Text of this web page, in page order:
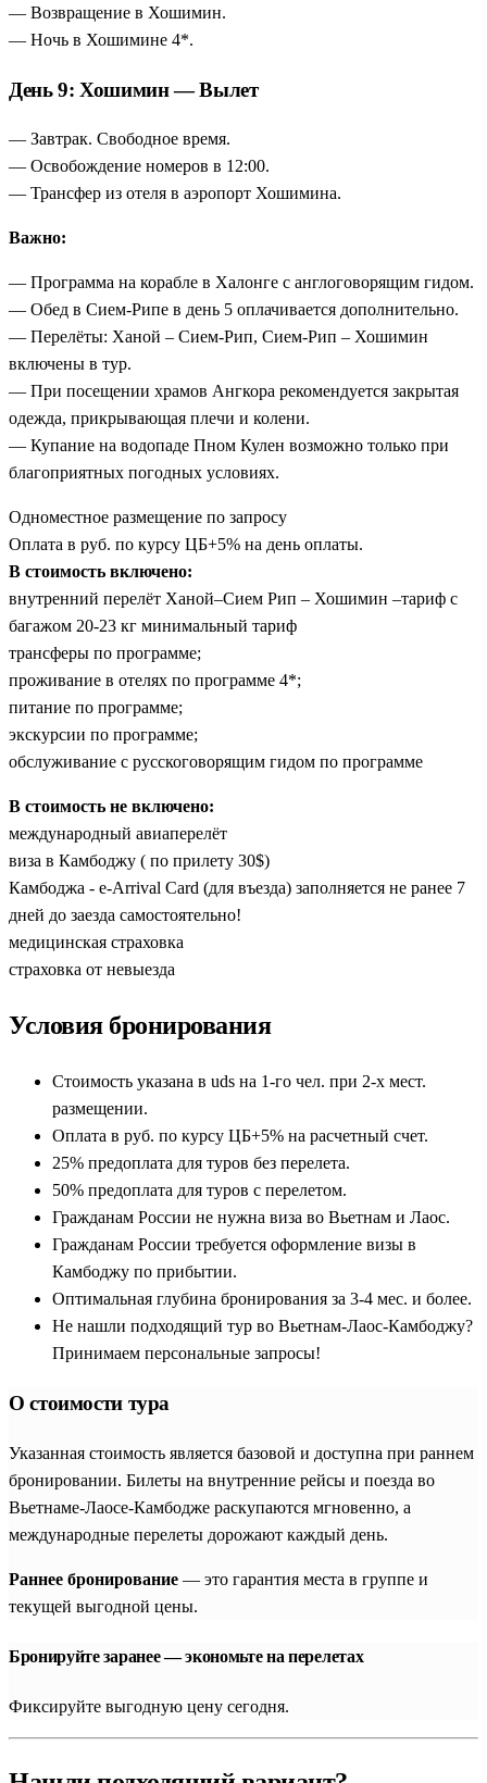
— Возвращение в Хошимин.
— Ночь в Хошимине 4*.
День 9: Хошимин — Вылет
— Завтрак. Свободное время.
— Освобождение номеров в 12:00.
— Трансфер из отеля в аэропорт Хошимина.
Важно:
— Программа на корабле в Халонге с англоговорящим гидом.
— Обед в Сием-Рипе в день 5 оплачивается дополнительно.
— Перелёты: Ханой – Сием-Рип, Сием-Рип – Хошимин
включены в тур.
— При посещении храмов Ангкора рекомендуется закрытая
одежда, прикрывающая плечи и колени.
— Купание на водопаде Пном Кулен возможно только при
благоприятных погодных условиях.
Одноместное размещение по запросу
Оплата в руб. по курсу ЦБ+5% на день оплаты.
В стоимость включено:
внутренний перелёт Ханой–Сием Рип – Хошимин –тариф с
багажом 20-23 кг минимальный тариф
трансферы по программе;
проживание в отелях по программе 4*;
питание по программе;
экскурсии по программе;
обслуживание с русскоговорящим гидом по программе
В стоимость не включено:
международный авиаперелёт
виза в Камбоджу ( по прилету 30$)
Камбоджа - e-Arrival Card (для въезда) заполняется не ранее 7
дней до заезда самостоятельно!
медицинская страховка
страховка от невыезда
Условия бронирования
Стоимость указана в uds на 1-го чел. при 2-х мест.
размещении.
Оплата в руб. по курсу ЦБ+5% на расчетный счет.
25% предоплата для туров без перелета.
50% предоплата для туров с перелетом.
Гражданам России не нужна виза во Вьетнам и Лаос.
Гражданам России требуется оформление визы в
Камбоджу по прибытии.
Оптимальная глубина бронирования за 3-4 мес. и более.
Не нашли подходящий тур во Вьетнам-Лаос-Камбоджу?
Принимаем персональные запросы!
О стоимости тура
Указанная стоимость является базовой и доступна при раннем
бронировании. Билеты на внутренние рейсы и поезда во
Вьетнаме-Лаосе-Камбодже раскупаются мгновенно, а
международные перелеты дорожают каждый день.
Раннее бронирование — это гарантия места в группе и
текущей выгодной цены.
Бронируйте заранее — экономьте на перелетах
Фиксируйте выгодную цену сегодня.